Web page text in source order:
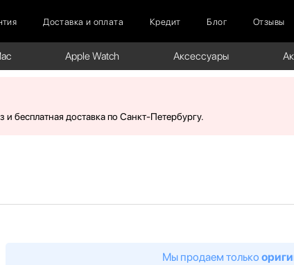
Доставка и оплата Кредит Блог Отзывы
Apple Watch Аксессуары
бесплатная доставка по Санкт-Петербургу.
Мы продаем только